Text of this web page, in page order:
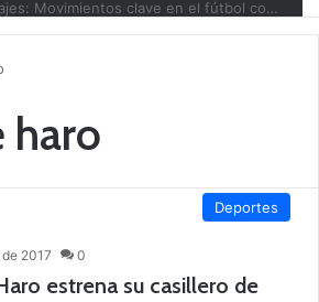
haro
Deportes
2017 0
estrena su casillero de